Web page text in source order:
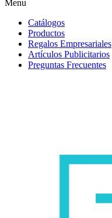
Menu
Catálogos
Productos
Regalos Empresariales
Artículos Publicitarios
Preguntas Frecuentes